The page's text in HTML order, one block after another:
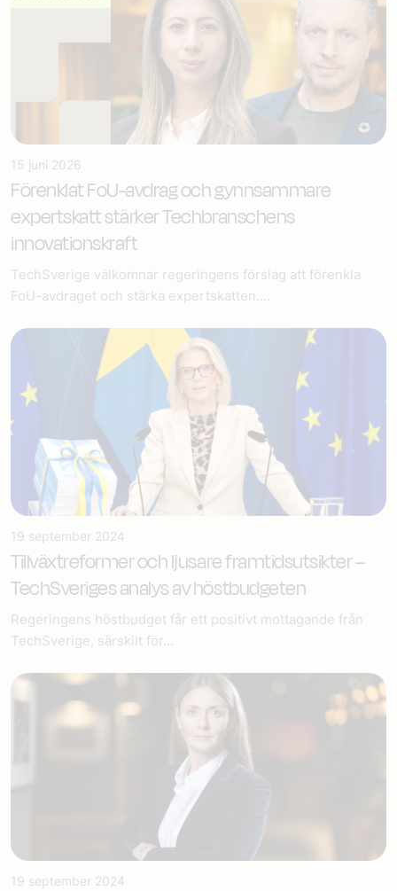
15 juni 2026
Förenklat FoU-avdrag och gynnsammare
expertskatt stärker Techbranschens
innovationskraft
TechSverige välkomnar regeringens förslag att förenkla
FoU-avdraget och stärka expertskatten....
19 september 2024
Tillväxtreformer och ljusare framtidsutsikter –
TechSveriges analys av höstbudgeten
Regeringens höstbudget får ett positivt mottagande från
TechSverige, särskilt för...
19 september 2024